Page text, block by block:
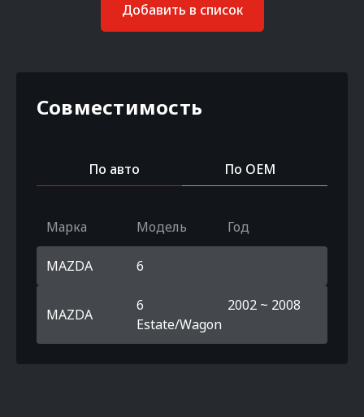
Добавить в список
Совместимость
По авто По OEM
Марка Модель Год
MAZDA 6
MAZDA
6
Estate/Wagon
2002 ~ 2008